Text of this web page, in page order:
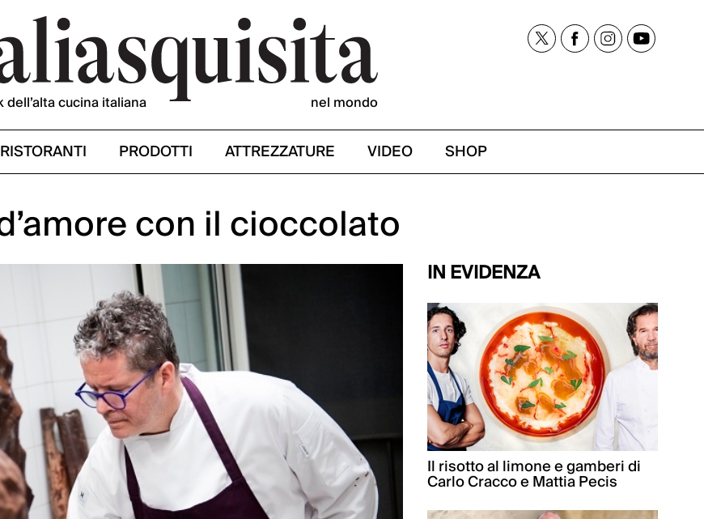
dell’alta cucina italiana nel mondo
RISTORANTI PRODOTTI ATTREZZATURE VIDEO SHOP
con il cioccolato
IN EVIDENZA
Il risotto al limone e gamberi di
Carlo Cracco e Mattia Pecis